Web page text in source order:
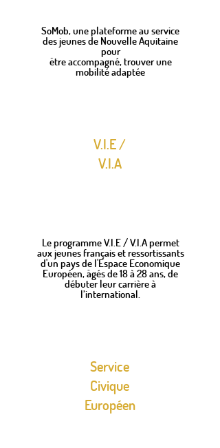
SoMob, une plateforme au service
des jeunes de Nouvelle Aquitaine
pour
être accompagné, trouver une
mobilité adaptée
V.I.E /
V.I.A
​Le programme V.I.E / V.I.A permet
aux jeunes français et ressortissants
d'un pays de l'Espace Economique
Européen, âgés de 18 à 28 ans, de
débuter leur carrière à
l’international.
Service
Civique
Européen